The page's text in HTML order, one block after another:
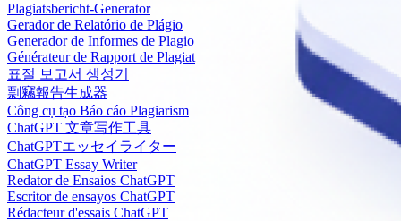
Plagiatsbericht-Generator
Gerador de Relatório de Plágio
Generador de Informes de Plagio
Générateur de Rapport de Plagiat
표절 보고서 생성기
剽竊報告生成器
Công cụ tạo Báo cáo Plagiarism
ChatGPT 文章写作工具
ChatGPTエッセイライター
ChatGPT Essay Writer
Redator de Ensaios ChatGPT
Escritor de ensayos ChatGPT
Rédacteur d'essais ChatGPT